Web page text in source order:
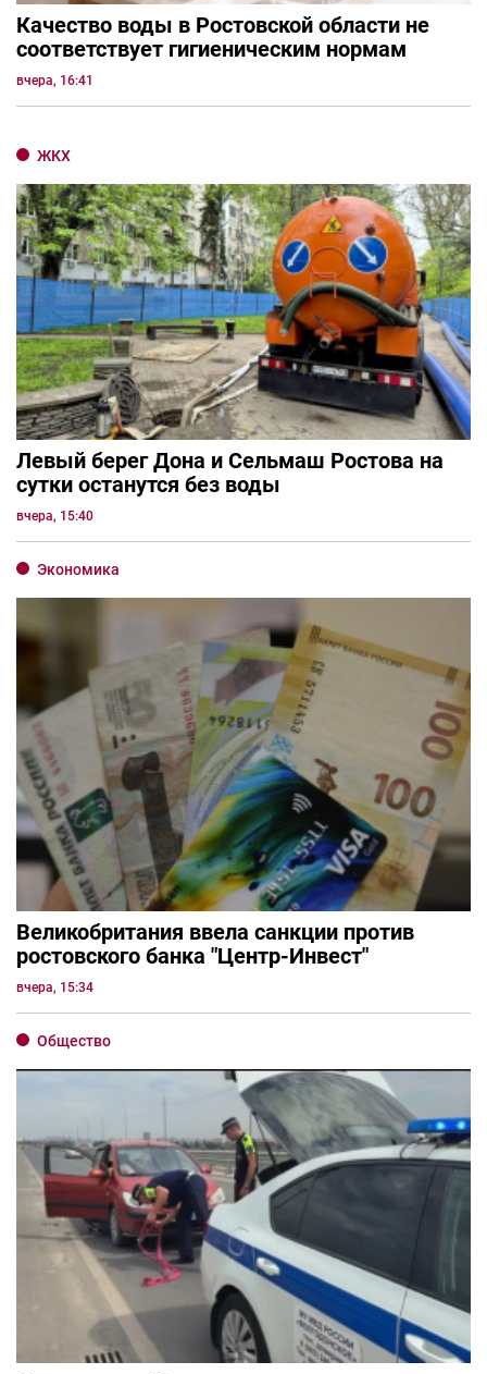
Качество воды в Ростовской области не
соответствует гигиеническим нормам
вчера, 16:41
ЖКХ
Левый берег Дона и Сельмаш Ростова на
сутки останутся без воды
вчера, 15:40
Экономика
Великобритания ввела санкции против
ростовского банка "Центр-Инвест"
вчера, 15:34
Общество